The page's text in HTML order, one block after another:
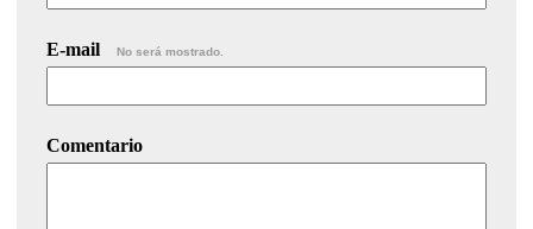
E-mail No será mostrado.
Comentario